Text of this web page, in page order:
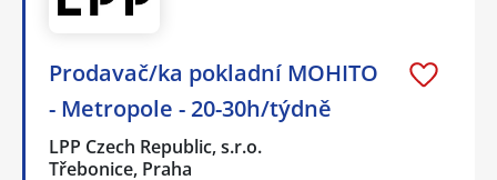
Prodavač/ka pokladní MOHITO
- Metropole - 20-30h/týdně
LPP Czech Republic, s.r.o.
Třebonice, Praha